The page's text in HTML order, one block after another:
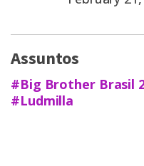
Assuntos
#Big Brother Brasil
#Ludmilla